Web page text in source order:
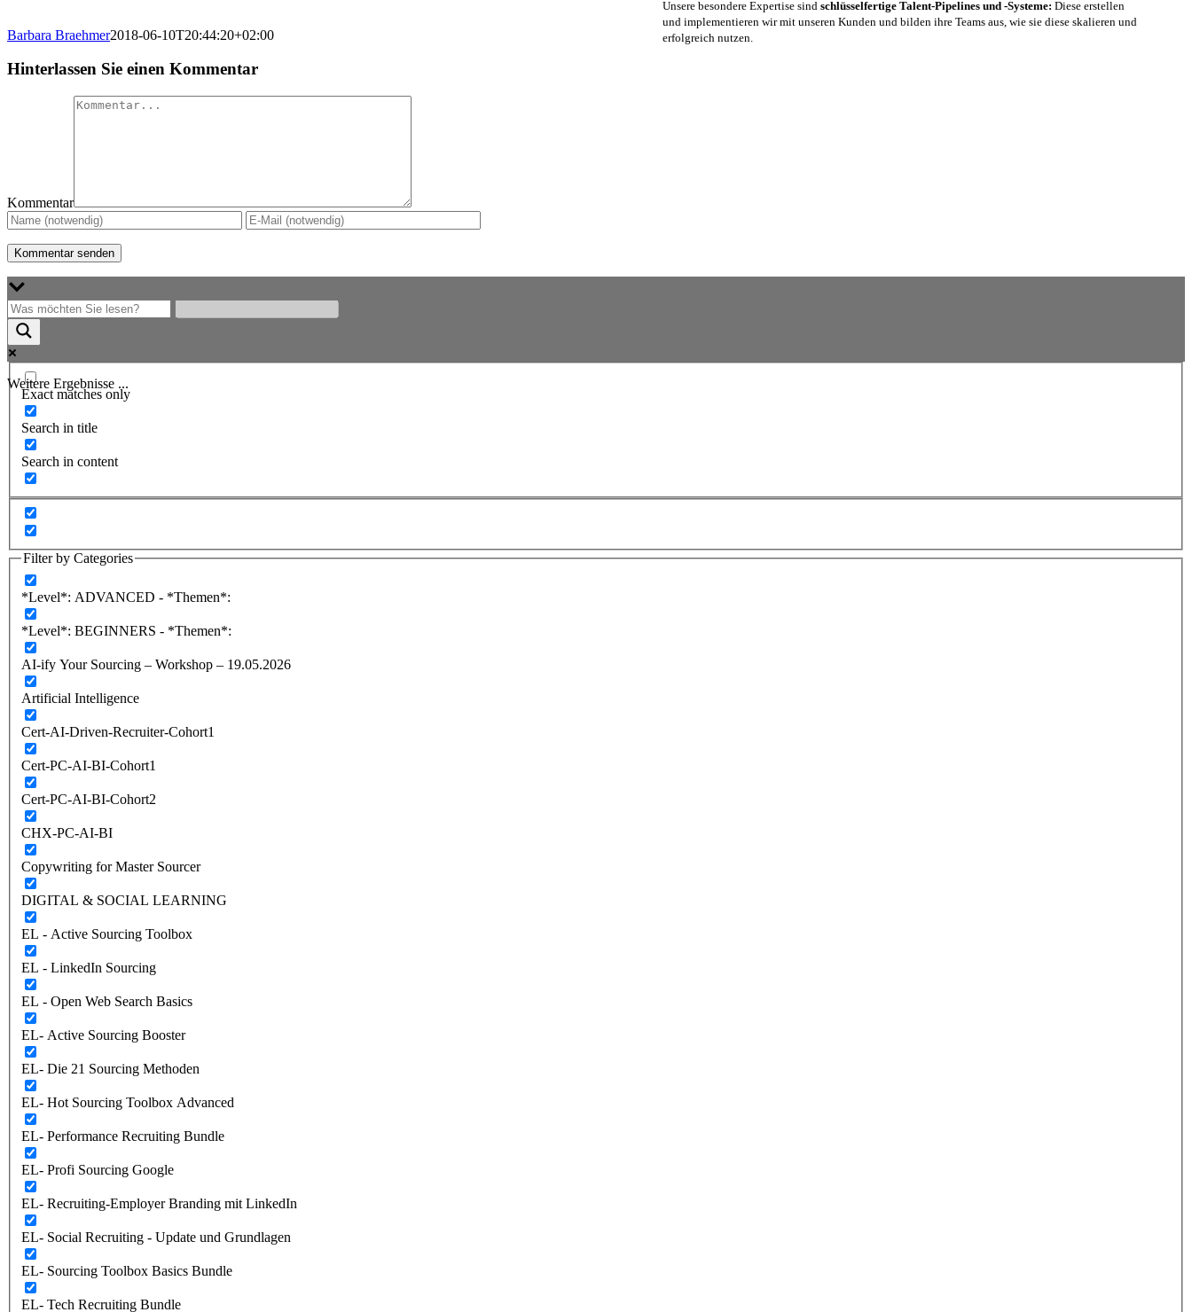
Barbara Braehmer2018-06-10T20:44:20+02:00
Hinterlassen Sie einen Kommentar
Kommentar
Weitere Ergebnisse ...
Exact matches only
Search in title
Search in content
Filter by Categories
*Level*: ADVANCED - *Themen*:
*Level*: BEGINNERS - *Themen*:
AI-ify Your Sourcing – Workshop – 19.05.2026
Artificial Intelligence
Cert-AI-Driven-Recruiter-Cohort1
Cert-PC-AI-BI-Cohort1
Cert-PC-AI-BI-Cohort2
CHX-PC-AI-BI
Copywriting for Master Sourcer
DIGITAL & SOCIAL LEARNING
EL - Active Sourcing Toolbox
EL - LinkedIn Sourcing
EL - Open Web Search Basics
EL- Active Sourcing Booster
EL- Die 21 Sourcing Methoden
EL- Hot Sourcing Toolbox Advanced
EL- Performance Recruiting Bundle
EL- Profi Sourcing Google
EL- Recruiting-Employer Branding mit LinkedIn
EL- Social Recruiting - Update und Grundlagen
EL- Sourcing Toolbox Basics Bundle
EL- Tech Recruiting Bundle
Unsere besondere Expertise sind schlüsselfertige Talent-Pipelines und -Systeme: Diese erstellen
und implementieren wir mit unseren Kunden und bilden ihre Teams aus, wie sie diese skalieren und
erfolgreich nutzen.